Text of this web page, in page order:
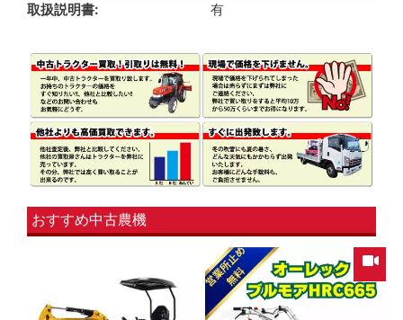
取扱説明書
有
おすすめ中古農機